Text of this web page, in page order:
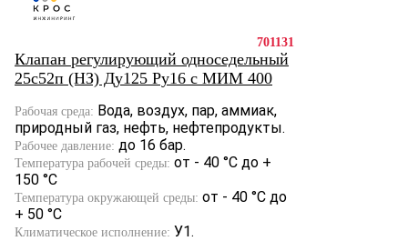
701131
Клапан регулирующий односедельный
25с52п (НЗ) Ду125 Ру16 с МИМ 400
Рабочая среда: Вода, воздух, пар, аммиак,
природный газ, нефть, нефтепродукты.
Рабочее давление: до 16 бар.
Температура рабочей среды: от - 40 °С до +
150 °С
Температура окружающей среды: от - 40 °С до
+ 50 °С
Климатическое исполнение: У1.